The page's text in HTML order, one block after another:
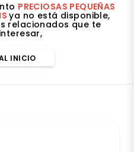
PRECIOSAS PEQUEÑAS
ya no está disponible,
relacionados que te
INICIO